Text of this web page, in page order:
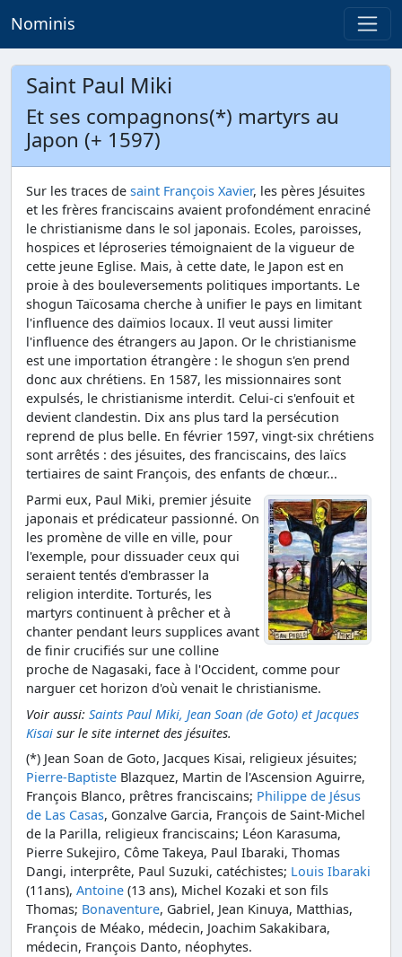
Nominis
Saint Paul Miki
Et ses compagnons(*) martyrs au
Japon (+ 1597)
Sur les traces de saint François Xavier, les pères Jésuites
et les frères franciscains avaient profondément enraciné
le christianisme dans le sol japonais. Ecoles, paroisses,
hospices et léproseries témoignaient de la vigueur de
cette jeune Eglise. Mais, à cette date, le Japon est en
proie à des bouleversements politiques importants. Le
shogun Taïcosama cherche à unifier le pays en limitant
l'influence des daïmios locaux. Il veut aussi limiter
l'influence des étrangers au Japon. Or le christianisme
est une importation étrangère : le shogun s'en prend
donc aux chrétiens. En 1587, les missionnaires sont
expulsés, le christianisme interdit. Celui-ci s'enfouit et
devient clandestin. Dix ans plus tard la persécution
reprend de plus belle. En février 1597, vingt-six chrétiens
sont arrêtés : des jésuites, des franciscains, des laïcs
tertiaires de saint François, des enfants de chœur...
Parmi eux, Paul Miki, premier jésuite
japonais et prédicateur passionné. On
les promène de ville en ville, pour
l'exemple, pour dissuader ceux qui
seraient tentés d'embrasser la
religion interdite. Torturés, les
martyrs continuent à prêcher et à
chanter pendant leurs supplices avant
de finir crucifiés sur une colline
proche de Nagasaki, face à l'Occident, comme pour
narguer cet horizon d'où venait le christianisme.
Voir aussi: Saints Paul Miki, Jean Soan (de Goto) et Jacques
Kisai sur le site internet des jésuites.
(*) Jean Soan de Goto, Jacques Kisai, religieux jésuites;
Pierre-Baptiste Blazquez, Martin de l'Ascension Aguirre,
François Blanco, prêtres franciscains; Philippe de Jésus
de Las Casas, Gonzalve Garcia, François de Saint-Michel
de la Parilla, religieux franciscains; Léon Karasuma,
Pierre Sukejiro, Côme Takeya, Paul Ibaraki, Thomas
Dangi, interprête, Paul Suzuki, catéchistes; Louis Ibaraki
(11ans), Antoine (13 ans), Michel Kozaki et son fils
Thomas; Bonaventure, Gabriel, Jean Kinuya, Matthias,
François de Méako, médecin, Joachim Sakakibara,
médecin, François Danto, néophytes.